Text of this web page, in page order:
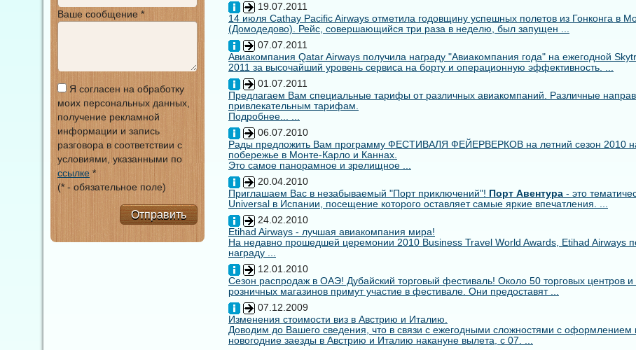
19.07.2011
14 июля Cathay Pacific Airways отметила годовщину успешных полетов из Гонконга в
(Домодедово). Рейс, совершающийся три раза в неделю, был запущен ...
07.07.2011
Авиакомпания Qatar Airways получила награду "Авиакомпания года" на ежегодной
2011 за высочайший уровень сервиса на борту и операционную эффективность. ...
01.07.2011
Предлагаем Вам специальные тарифы от различных авиакомпаний. Различные
привлекательным тарифам.
Подробнее... ...
06.07.2010
Рады предложить Вам программу ФЕСТИВАЛЯ ФЕЙЕРВЕРКОВ на летний сезон 2010
побережье в Монте-Карло и Каннах.
Это самое панорамное и зрелищное ...
20.04.2010
Приглашаем Вас в незабываемый "Порт приключений"! Порт Авентура - это
Universal в Испании, посещение которого оставляет самые яркие впечатления. ...
24.02.2010
Etihad Airways - лучшая авиакомпания мира!
На недавно прошедшей церемонии 2010 Business Travel World Awards, Etihad Airways
награду ...
12.01.2010
Сезон распродаж в ОАЭ! Дубайский торговый фестиваль! Около 50 торговых центров
розничных магазинов примут участие в фестивале. Они предоставят ...
07.12.2009
Изменения стоимости виз в Австрию и Италию.
Доводим до Вашего сведения, что в связи с ежегодными сложностями с оформлением
новогодние заезды в Австрию и Италию накануне вылета, с 07. ...
Ваше сообщение *
Я согласен на обработку
моих персональных данных,
получение рекламной
информации и запись
разговора в соответствии с
условиями, указанными по
ссылке *
(* - обязательное поле)
Отправить